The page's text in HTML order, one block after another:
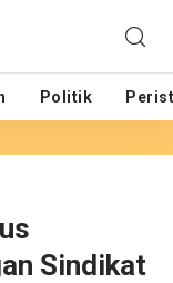
Politik
Sindikat